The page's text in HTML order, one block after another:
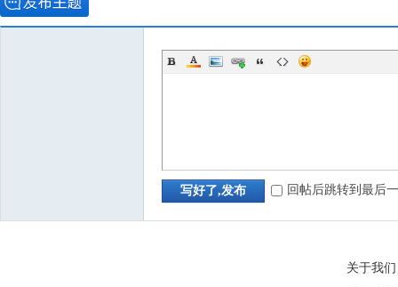
写好了,发布 回帖后跳转到最后
关于我们